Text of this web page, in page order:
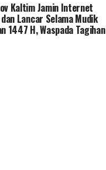
Kaltim Jamin Internet
Lancar Selama Mudik
1447 H, Waspada Tagihan